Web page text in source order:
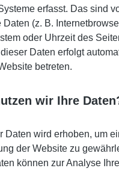
erfasst. Das sind
(z. B.
oder Uhrzeit des
Daten erfolgt
betreten.
wir Ihre
Daten wird erhoben, um
der Website zu
können zur Analyse